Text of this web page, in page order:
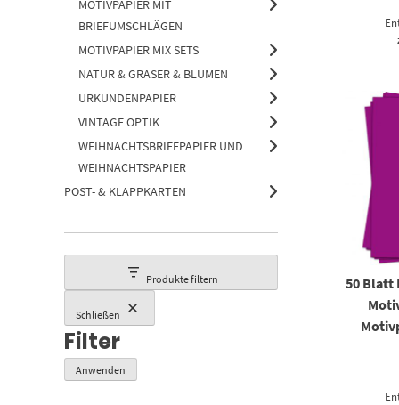
einfarbiges Briefpapier DIN A4
in
und profitieren Sie von hochwertiger Qualität,
und einem professionellen Erscheinungsbild.
Briefpapier unifarben– schlicht, edel & universell
50 Blatt
MOTIVPAPIER MIT
BRIEFUMSCHLÄGEN
MOTIVPAPIER MIX SETS
NATUR & GRÄSER & BLUMEN
URKUNDENPAPIER
VINTAGE OPTIK
WEIHNACHTSBRIEFPAPIER UND
WEIHNACHTSPAPIER
POST- & KLAPPKARTEN
Produkte filtern
Schließen
Filter
Anwenden